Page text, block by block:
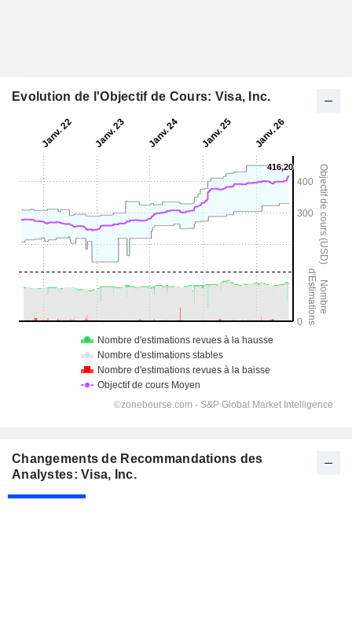
Evolution de l'Objectif de Cours: Visa, Inc.
Changements de Recommandations des
Analystes: Visa, Inc.